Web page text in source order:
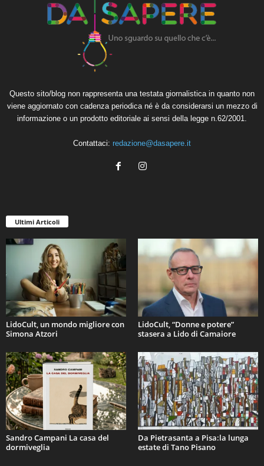
Questo sito/blog non rappresenta una testata giornalistica in quanto non
viene aggiornato con cadenza periodica né è da considerarsi un mezzo di
informazione o un prodotto editoriale ai sensi della legge n.62/2001.
Contattaci: redazione@dasapere.it
Ultimi Articoli
LidoCult, un mondo migliore con
Simona Atzori
LidoCult, “Donne e potere”
stasera a Lido di Camaiore
Sandro Campani La casa del
dormiveglia
Da Pietrasanta a Pisa:la lunga
estate di Tano Pisano